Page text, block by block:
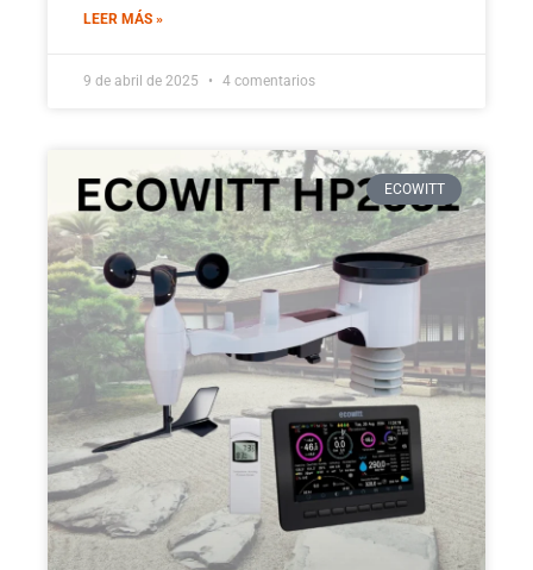
LEER MÁS »
9 de abril de 2025 4 comentarios
ECOWITT